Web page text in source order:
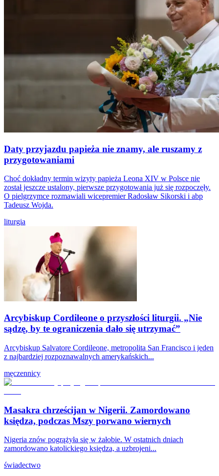
Daty przyjazdu papieża nie znamy, ale ruszamy z
przygotowaniami
Choć dokładny termin wizyty papieża Leona XIV w Polsce nie
został jeszcze ustalony, pierwsze przygotowania już się rozpoczęły.
O pielgrzymce rozmawiali wicepremier Radosław Sikorski i abp
Tadeusz Wojda.
liturgia
Arcybiskup Cordileone o przyszłości liturgii. „Nie
sądzę, by te ograniczenia dało się utrzymać”
Arcybiskup Salvatore Cordileone, metropolita San Francisco i jeden
z najbardziej rozpoznawalnych amerykańskich...
męczennicy
Masakra chrześcijan w Nigerii. Zamordowano
księdza, podczas Mszy porwano wiernych
Nigeria znów pogrążyła się w żałobie. W ostatnich dniach
zamordowano katolickiego księdza, a uzbrojeni...
świadectwo